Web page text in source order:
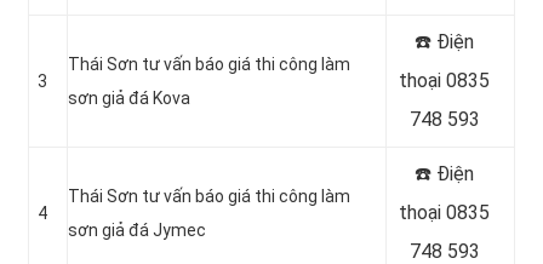
3
Thái Sơn tư vấn báo giá thi công làm
sơn giả đá Kova
☎️ Điện
thoại 0835
748 593
4
Thái Sơn tư vấn báo giá thi công làm
sơn giả đá Jymec
☎️ Điện
thoại 0835
748 593